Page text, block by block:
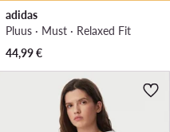
adidas
Pluus · Must · Relaxed Fit
44,99€